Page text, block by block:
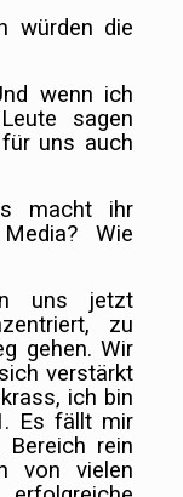
würden die
wenn ich
sagen
uns auch
macht ihr
Wie
uns jetzt
zu
gehen. Wir
verstärkt
ich bin
Es fällt mir
rein
von vielen